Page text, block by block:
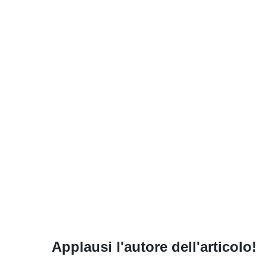
Applausi l'autore dell'articolo!